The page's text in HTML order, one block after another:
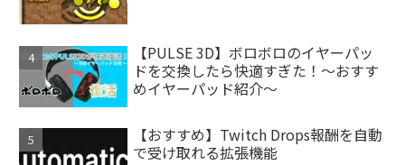
【PULSE 3D】ボロボロのイヤーパッ
ドを交換したら快適すぎた！～おすす
めイヤーパッド紹介～
【おすすめ】Twitch Drops報酬を自動
で受け取れる拡張機能